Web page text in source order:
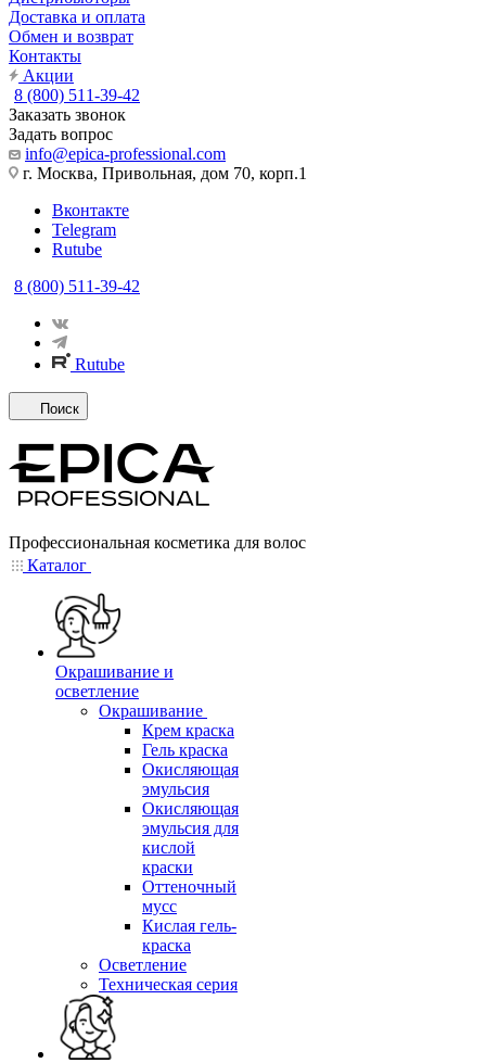
Доставка и оплата
Обмен и возврат
Контакты
Акции
8 (800) 511-39-42
Заказать звонок
Задать вопрос
info@epica-professional.com
г. Москва, Привольная, дом 70, корп.1
Вконтакте
Telegram
Rutube
8 (800) 511-39-42
Rutube
Поиск
Профессиональная косметика для волос
Каталог
Окрашивание и
осветление
Окрашивание
Крем краска
Гель краска
Окисляющая
эмульсия
Окисляющая
эмульсия для
кислой
краски
Оттеночный
мусс
Кислая гель-
краска
Осветление
Техническая серия